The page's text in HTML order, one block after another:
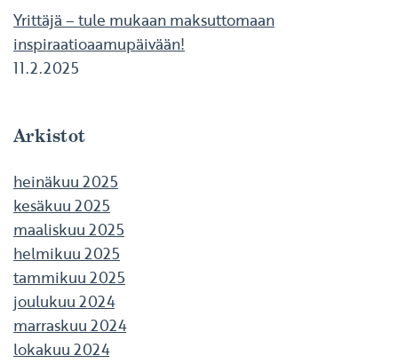
Yrittäjä – tule mukaan maksuttomaan
inspiraatioaamupäivään!
11.2.2025
Arkistot
heinäkuu 2025
kesäkuu 2025
maaliskuu 2025
helmikuu 2025
tammikuu 2025
joulukuu 2024
marraskuu 2024
lokakuu 2024